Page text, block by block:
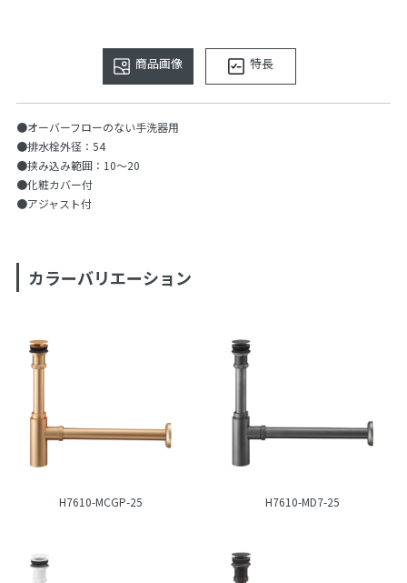
商品画像 特長
●オーバーフローのない手洗器用
●排水栓外径：54
●挟み込み範囲：10〜20
●化粧カバー付
●アジャスト付
カラーバリエーション
H7610-MCGP-25 H7610-MD7-25